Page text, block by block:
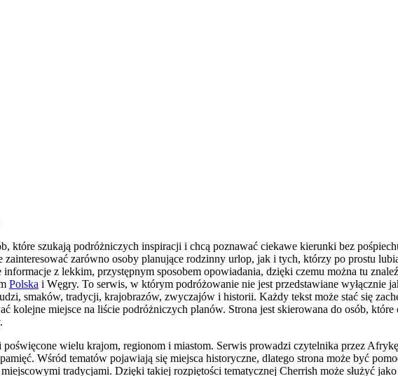
które szukają podróżniczych inspiracji i chcą poznawać ciekawe kierunki bez
zarówno osoby planujące rodzinny urlop, jak i tych, którzy po prostu
z lekkim, przystępnym sposobem opowiadania, dzięki czemu można tu
Polska i Węgry. To serwis, w którym podróżowanie nie jest przedstawiane wyłącznie
smaków, tradycji, krajobrazów, zwyczajów i historii. Każdy tekst może stać się
kolejne miejsce na liście podróżniczych planów. Strona jest skierowana do osób,
wielu krajom, regionom i miastom. Serwis prowadzi czytelnika przez
Wśród tematów pojawiają się miejsca historyczne, dlatego strona może być
tradycjami. Dzięki takiej rozpiętości tematycznej Cherrish może służyć